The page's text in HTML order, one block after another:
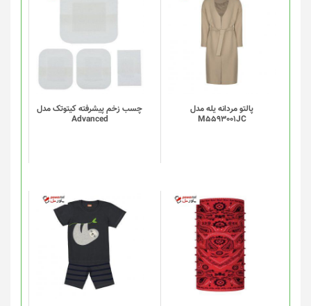
پالتو مردانه یله مدل
M5593001JC
چسب زخم پیشرفته کیتوتک مدل
Advanced